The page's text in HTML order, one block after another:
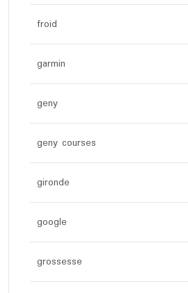
froid
garmin
geny
geny courses
gironde
google
grossesse